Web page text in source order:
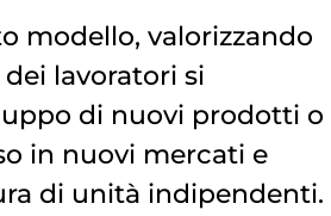
modello, valorizzando
lavoratori si
di nuovi prodotti o
in nuovi mercati e
di unità indipendenti.